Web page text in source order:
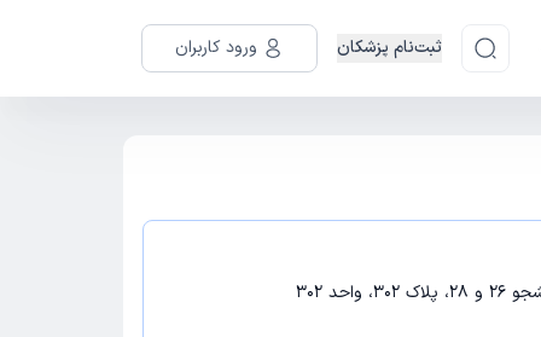
ثبت‌نام پزشکان ورود کاربران
302